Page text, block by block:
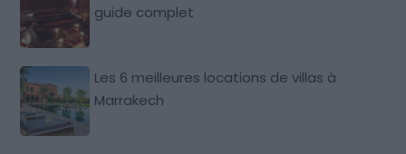
guide complet
Les 6 meilleures locations de villas à
Marrakech